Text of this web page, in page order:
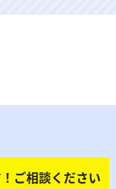
ご相談ください